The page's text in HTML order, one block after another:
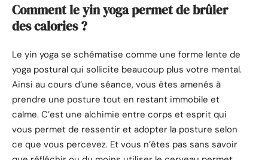
Comment le yin yoga permet de brûler
des calories ?
Le yin yoga se schématise comme une forme lente de
yoga postural qui sollicite beaucoup plus votre mental.
Ainsi au cours d’une séance, vous êtes amenés à
prendre une posture tout en restant immobile et
calme. C’est une alchimie entre corps et esprit qui
vous permet de ressentir et adopter la posture selon
ce que vous percevez. Et vous n’êtes pas sans savoir